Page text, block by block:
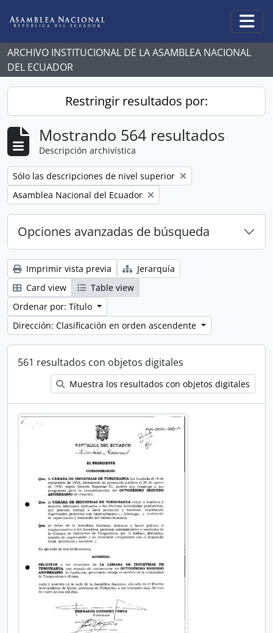
ARCHIVO INSTITUCIONAL DE LA ASAMBLEA NACIONAL
DEL ECUADOR
Restringir resultados por:
Mostrando 564 resultados
Descripción archivística
Remove filter:
Sólo las descripciones de nivel superior
Remove filter:
Asamblea Nacional del Ecuador
Opciones avanzadas de búsqueda
Imprimir vista previa
Jerarquía
Card view
Table view
Ordenar por: Título
Dirección: Clasificación en orden ascendente
561 resultados con objetos digitales
Muestra los resultados con objetos digitales